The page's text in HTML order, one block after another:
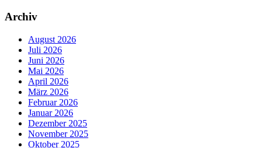
Archiv
August 2026
Juli 2026
Juni 2026
Mai 2026
April 2026
März 2026
Februar 2026
Januar 2026
Dezember 2025
November 2025
Oktober 2025